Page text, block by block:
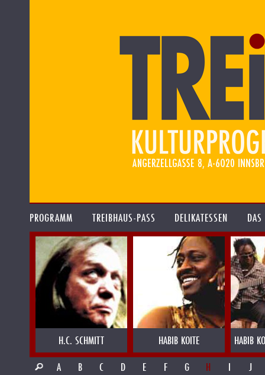
PROGRAMM TREIBHAUS-PASS DELIKATESSEN
H.C. SCHMITT HABIB KOITE
HABIB
A
B C D E F G H I J